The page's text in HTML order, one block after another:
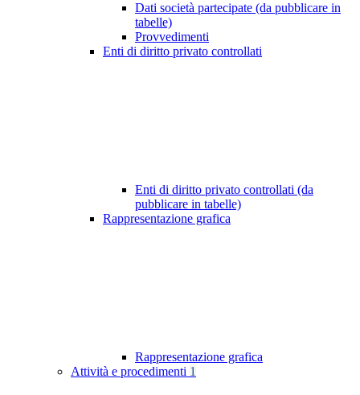
Dati società partecipate (da pubblicare in
tabelle)
Provvedimenti
Enti di diritto privato controllati
Enti di diritto privato controllati (da
pubblicare in tabelle)
Rappresentazione grafica
Rappresentazione grafica
Attività e procedimenti 1